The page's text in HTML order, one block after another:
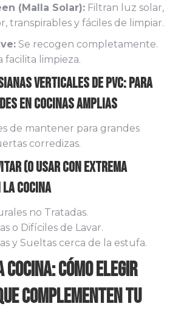
(Malla Solar): Filtran luz solar,
transpirables y fáciles de limpiar.
Se recogen completamente.
facilita limpieza.
Verticales de PVC: Para
en Cocinas Amplias
de mantener para grandes
corredizas.
(o Usar con Extrema
Cocina
no Tratadas.
o Difíciles de Lavar.
y Sueltas cerca de la estufa.
Cómo Elegir
Complementen tu